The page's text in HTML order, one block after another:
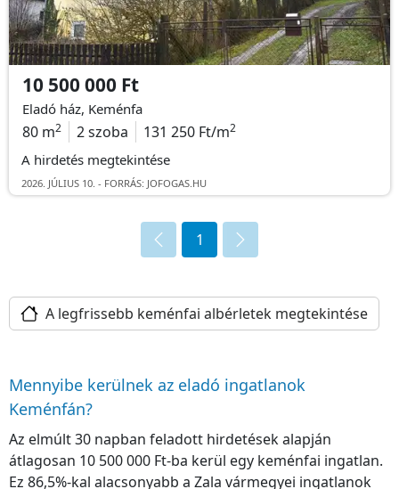
10 500 000 Ft
Eladó ház, Keménfa
80 m2 2 szoba 131 250 Ft/m2
A hirdetés megtekintése
2026. JÚLIUS 10. - FORRÁS: JOFOGAS.HU
1
A legfrissebb keménfai albérletek megtekintése
Mennyibe kerülnek az eladó ingatlanok
Keménfán?
Az elmúlt 30 napban feladott hirdetések alapján
átlagosan 10 500 000 Ft-ba kerül egy keménfai ingatlan.
Ez 86,5%-kal alacsonyabb a Zala vármegyei ingatlanok